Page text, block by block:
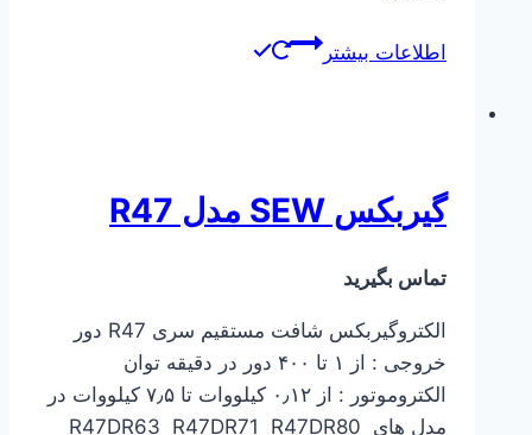
اطلاعات بیشتر
گیربکس SEW مدل R47
تماس بگیرید
الکتروگیربکس شافت مستقیم سری R47 دور
خروجی : از ۱ تا ۴۰۰ دور در دقیقه توان
الکتروموتور : از ۰٫۱۲ کیلووات تا ۷٫۵ کیلووات در
مدل های R47DR63 R47DR71 R47DR80